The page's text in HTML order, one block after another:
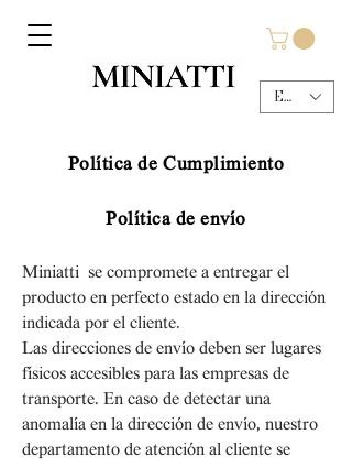
EUR (€)
Política de Cumplimiento
Política de envío
Miniatti se compromete a entregar el
producto en perfecto estado en la dirección
indicada por el cliente.
Las direcciones de envío deben ser lugares
físicos accesibles para las empresas de
transporte. En caso de detectar una
anomalía en la dirección de envío, nuestro
departamento de atención al cliente se